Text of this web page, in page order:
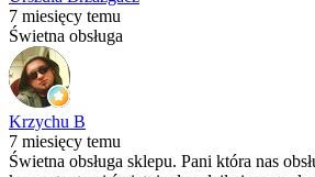
7 miesięcy temu
Świetna obsługa
Krzychu B
7 miesięcy temu
Świetna obsługa sklepu. Pani która nas